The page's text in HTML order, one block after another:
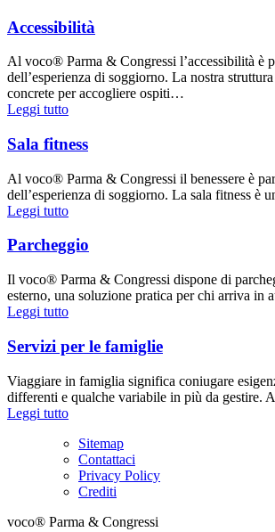
Accessibilità
Al voco® Parma & Congressi l’accessibilità è
dell’esperienza di soggiorno. La nostra
concrete per accogliere ospiti…
Leggi tutto
Sala fitness
Al voco® Parma & Congressi il benessere è
dell’esperienza di soggiorno. La sala fitness è
Leggi tutto
Parcheggio
Il voco® Parma & Congressi dispone di
esterno, una soluzione pratica per chi arriva in
Leggi tutto
Servizi per le famiglie
Viaggiare in famiglia significa coniugare
differenti e qualche variabile in più da
Leggi tutto
Sitemap
Contattaci
Privacy Policy
Crediti
voco® Parma & Congressi